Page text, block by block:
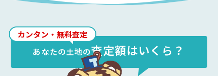
カンタン・無料査定
あなたの土地の査定額はいくら？